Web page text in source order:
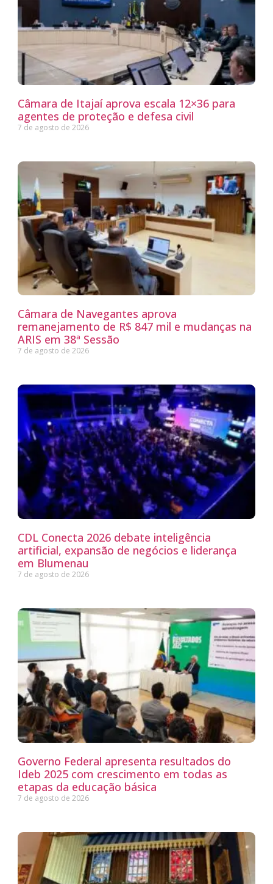
Câmara de Itajaí aprova escala 12×36 para
agentes de proteção e defesa civil
7 de agosto de 2026
Câmara de Navegantes aprova
remanejamento de R$ 847 mil e mudanças na
ARIS em 38ª Sessão
7 de agosto de 2026
CDL Conecta 2026 debate inteligência
artificial, expansão de negócios e liderança
em Blumenau
7 de agosto de 2026
Governo Federal apresenta resultados do
Ideb 2025 com crescimento em todas as
etapas da educação básica
7 de agosto de 2026